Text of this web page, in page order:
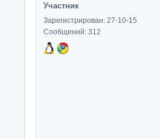
Участник
Зарегистрирован: 27-10-15
Сообщений: 312